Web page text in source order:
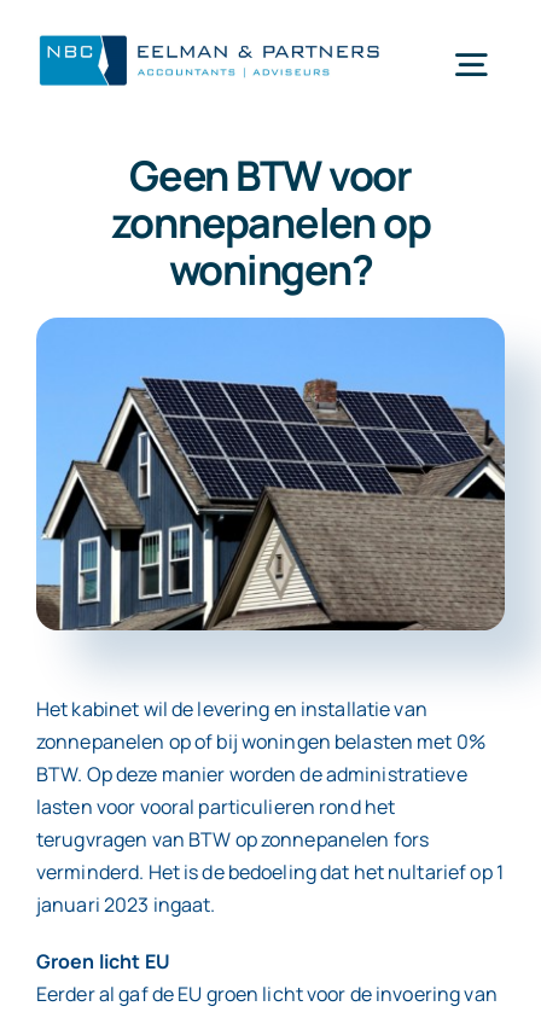
inhoud
Wat doen wij
Wie zijn wij
Nieuws
Werken bij
Contact
Geen BTW voor
zonnepanelen op
woningen?
Het kabinet wil de levering en installatie van
zonnepanelen op of bij woningen belasten met 0%
BTW. Op deze manier worden de administratieve
lasten voor vooral particulieren rond het
terugvragen van BTW op zonnepanelen fors
verminderd. Het is de bedoeling dat het nultarief op 1
januari 2023 ingaat.
Groen licht EU
Eerder al gaf de EU groen licht voor de invoering van